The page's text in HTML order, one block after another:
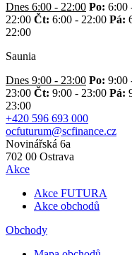
Dnes 6:00 - 22:00 Po: 6:00
22:00 Čt: 6:00 - 22:00 Pá:
22:00
Saunia
Dnes 9:00 - 23:00 Po: 9:00
23:00 Čt: 9:00 - 23:00 Pá:
23:00
+420 596 693 000
ocfuturum@scfinance.cz
Novinářská 6a
702 00 Ostrava
Akce
Akce FUTURA
Akce obchodů
Obchody